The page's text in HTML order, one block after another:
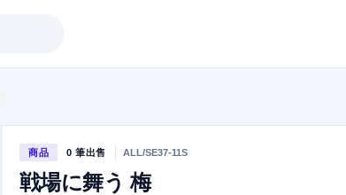
商品 0 筆出售 ALL/SE37-11S
戦場に舞う 梅